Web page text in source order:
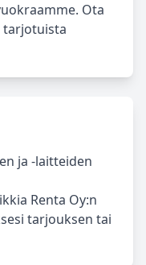
Ota
tarjotuista
ja -laitteiden
Renta Oy:n
tarjouksen tai